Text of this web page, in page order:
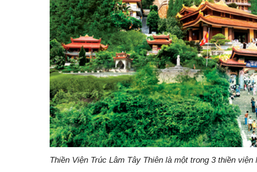
Thiền Viện Trúc Lâm Tây Thiên là một trong 3 thiền